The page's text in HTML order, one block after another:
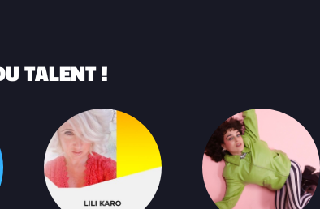
TALENT !